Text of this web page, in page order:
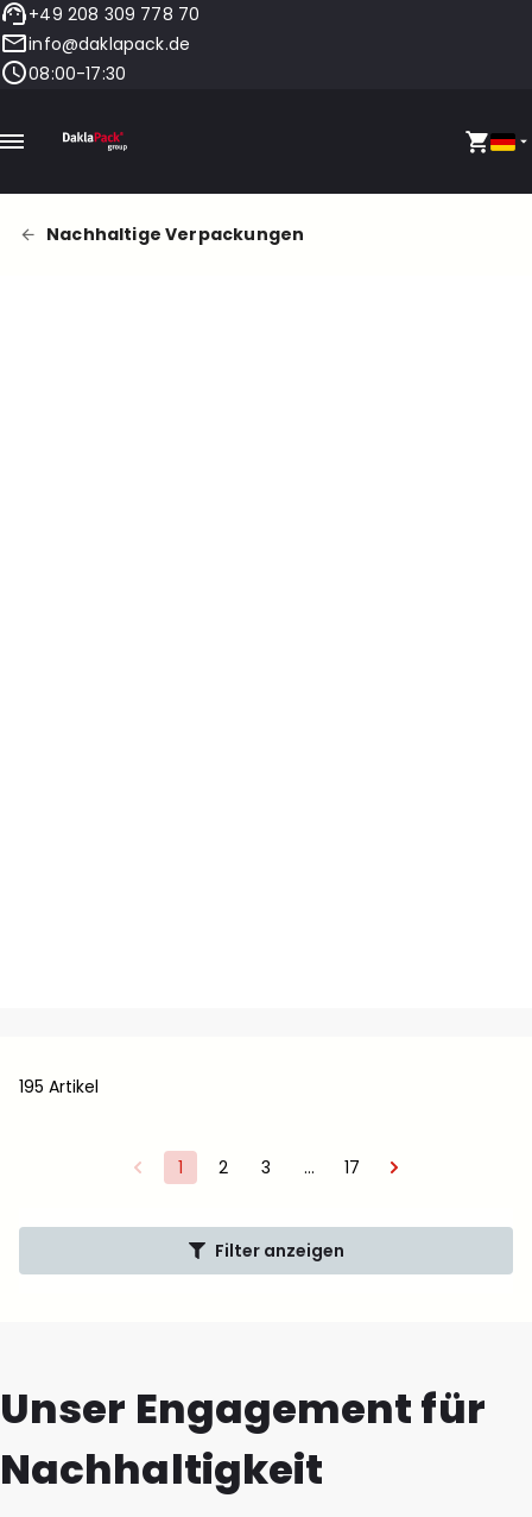
+49 208 309 778 70
info@daklapack.de
08:00-17:30
Nachhaltige Verpackungen
195 Artikel
1 2 3 … 17
Filter anzeigen
Unser Engagement für
Nachhaltigkeit